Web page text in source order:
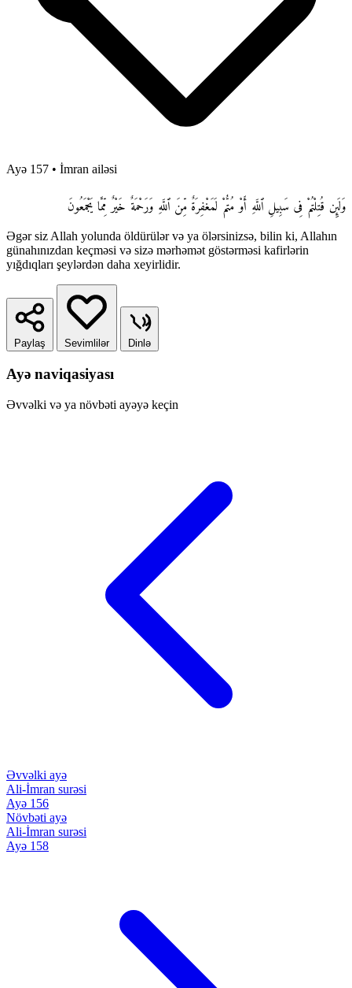
Ayə 157 • İmran ailəsi
وَلَئِن قُتِلْتُمْ فِى سَبِيلِ ٱللَّهِ أَوْ مُتُّمْ لَمَغْفِرَةٌ مِّنَ ٱللَّهِ وَرَحْمَةٌ خَيْرٌ مِّمَّا يَجْمَعُونَ
Əgər siz Allah yolunda öldürülər və ya ölərsinizsə, bilin ki, Allahın
günahınızdan keçməsi və sizə mərhəmət göstərməsi kafirlərin
yığdıqları şeylərdən daha xeyirlidir.
Paylaş Sevimlilər Dinlə
Ayə naviqasiyası
Əvvəlki və ya növbəti ayəyə keçin
Əvvəlki ayə
Ali-İmran surəsi
Ayə 156
Növbəti ayə
Ali-İmran surəsi
Ayə 158